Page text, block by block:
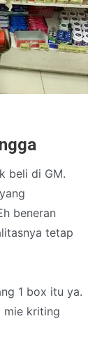
beli di GM.
beneran
tetap
1 box itu ya.
mie kriting